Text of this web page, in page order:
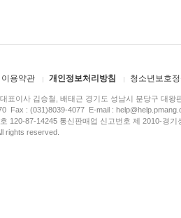
이용약관 개인정보처리방침 청소년보호
표이사 김승철, 배태근 경기도 성남시 분당구 대왕
Fax : (031)8039-4077 E-mail :
120-87-14245 통신판매업 신고번호 제 2010-경
rights reserved.